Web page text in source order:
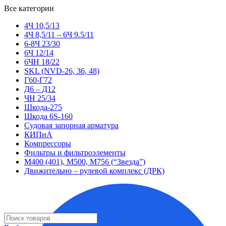
Все категории
4Ч 10,5/13
4Ч 8,5/11 – 6Ч 9.5/11
6-8Ч 23/30
6Ч 12/14
6ЧН 18/22
SKL (NVD-26, 36, 48)
Г60-Г72
Д6 – Д12
ЧН 25/34
Шкода-275
Шкода 6S-160
Судовая запорная арматура
КИПиА
Компрессоры
Фильтры и фильтроэлементы
М400 (401), М500, М756 (“Звезда”)
Движительно – рулевой комплекс (ДРК)